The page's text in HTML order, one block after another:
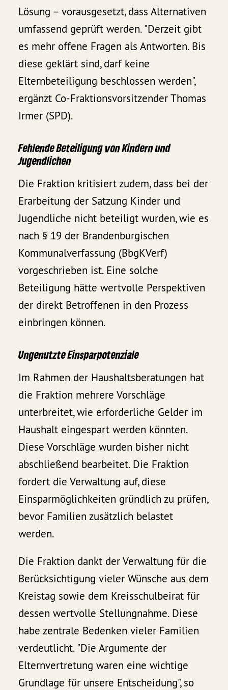
Lösung – vorausgesetzt, dass Alternativen
umfassend geprüft werden. "Derzeit gibt
es mehr offene Fragen als Antworten. Bis
diese geklärt sind, darf keine
Elternbeteiligung beschlossen werden",
ergänzt Co-Fraktionsvorsitzender Thomas
Irmer (SPD).
Fehlende Beteiligung von Kindern und
Jugendlichen
Die Fraktion kritisiert zudem, dass bei der
Erarbeitung der Satzung Kinder und
Jugendliche nicht beteiligt wurden, wie es
nach § 19 der Brandenburgischen
Kommunalverfassung (BbgKVerf)
vorgeschrieben ist. Eine solche
Beteiligung hätte wertvolle Perspektiven
der direkt Betroffenen in den Prozess
einbringen können.
Ungenutzte Einsparpotenziale
Im Rahmen der Haushaltsberatungen hat
die Fraktion mehrere Vorschläge
unterbreitet, wie erforderliche Gelder im
Haushalt eingespart werden könnten.
Diese Vorschläge wurden bisher nicht
abschließend bearbeitet. Die Fraktion
fordert die Verwaltung auf, diese
Einsparmöglichkeiten gründlich zu prüfen,
bevor Familien zusätzlich belastet
werden.
Die Fraktion dankt der Verwaltung für die
Berücksichtigung vieler Wünsche aus dem
Kreistag sowie dem Kreisschulbeirat für
dessen wertvolle Stellungnahme. Diese
habe zentrale Bedenken vieler Familien
verdeutlicht. "Die Argumente der
Elternvertretung waren eine wichtige
Grundlage für unsere Entscheidung", so